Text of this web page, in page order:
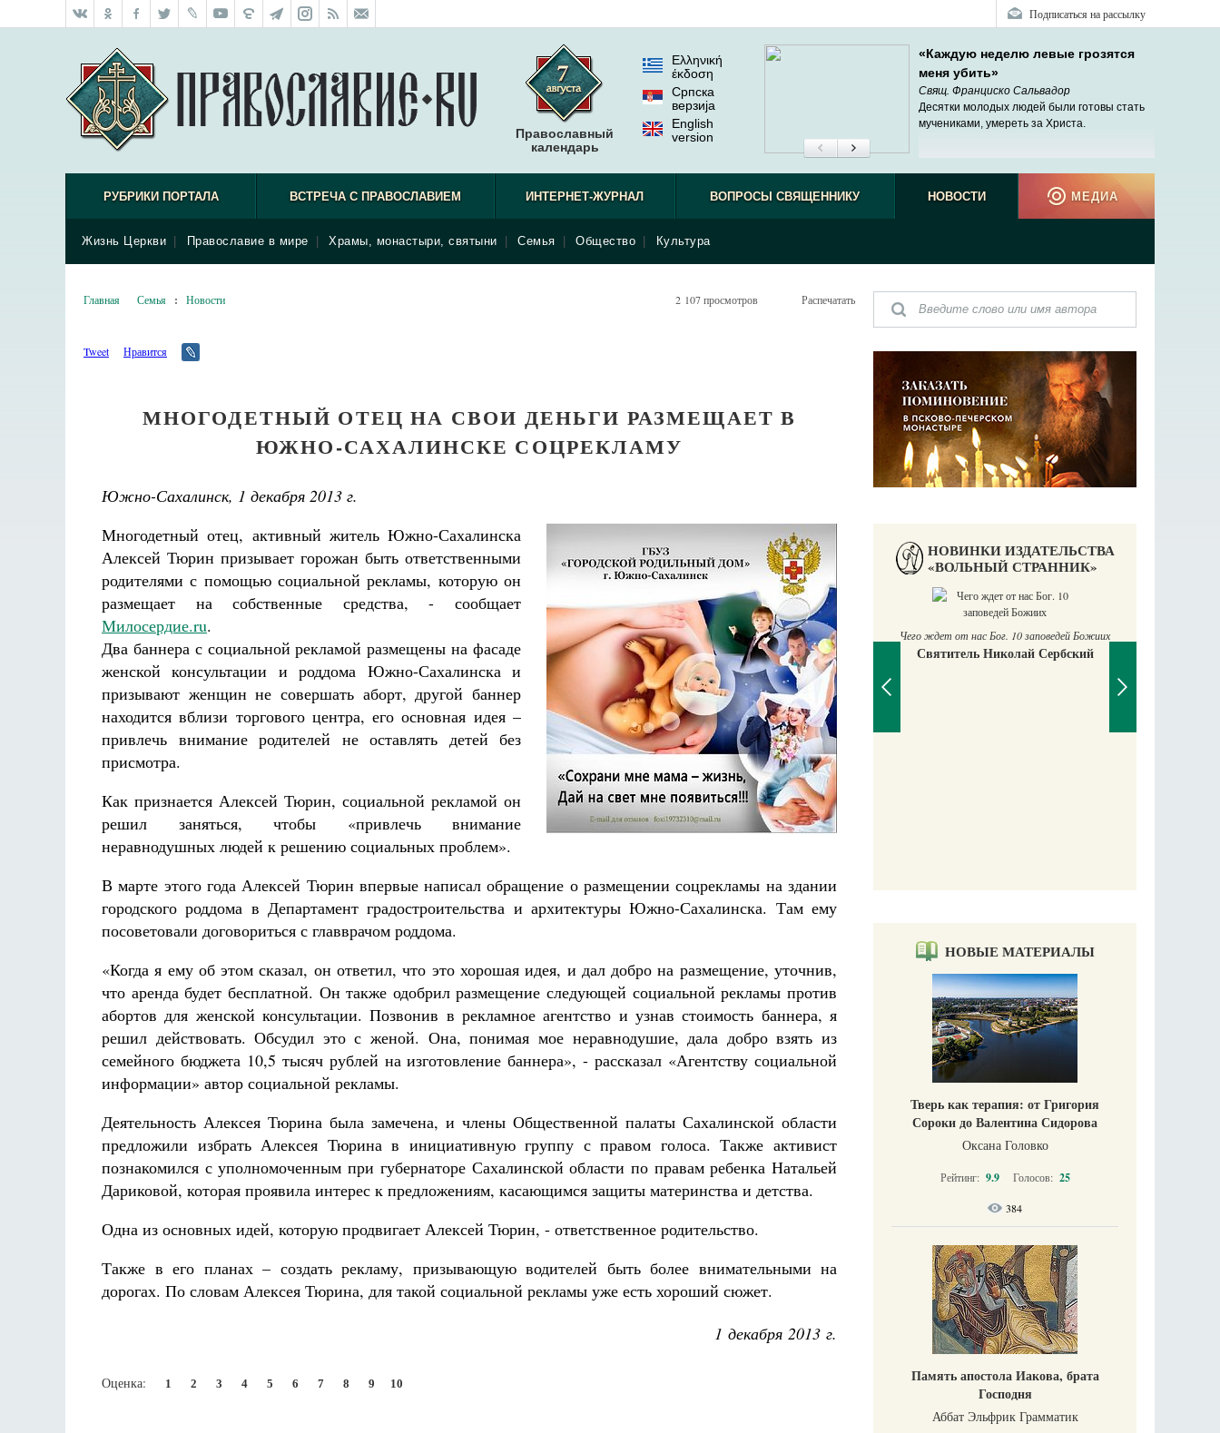
Подписаться на рассылку
Православный
календарь
Ελληνική
έκδοση
Српска
верзиjа
English
version
«Каждую неделю левые грозятся
меня убить»
Свящ. Франциско Сальвадор
Десятки молодых людей были готовы стать
мучениками, умереть за Христа.
РУБРИКИ ПОРТАЛА ВСТРЕЧА С ПРАВОСЛАВИЕМ ИНТЕРНЕТ-ЖУРНАЛ ВОПРОСЫ СВЯЩЕННИКУ НОВОСТИ
Жизнь Церкви Православие в мире Храмы, монастыри, святыни Семья Общество Культура
МЕДИА
Главная Семья : Новости 2 107 просмотров Распечатать
Tweet Нравится
МНОГОДЕТНЫЙ ОТЕЦ НА СВОИ ДЕНЬГИ РАЗМЕЩАЕТ В
ЮЖНО-САХАЛИНСКЕ СОЦРЕКЛАМУ
Южно-Сахалинск, 1 декабря 2013 г.
Многодетный отец, активный житель Южно-Сахалинска
Алексей Тюрин призывает горожан быть ответственными
родителями с помощью социальной рекламы, которую он
размещает на собственные средства, - сообщает
Милосердие.ru.
Два баннера с социальной рекламой размещены на фасаде
женской консультации и роддома Южно-Сахалинска и
призывают женщин не совершать аборт, другой баннер
находится вблизи торгового центра, его основная идея –
привлечь внимание родителей не оставлять детей без
присмотра.
Как признается Алексей Тюрин, социальной рекламой он
решил заняться, чтобы «привлечь внимание
неравнодушных людей к решению социальных проблем».
В марте этого года Алексей Тюрин впервые написал обращение о размещении соцрекламы на здании
городского роддома в Департамент градостроительства и архитектуры Южно-Сахалинска. Там ему
посоветовали договориться с главврачом роддома.
«Когда я ему об этом сказал, он ответил, что это хорошая идея, и дал добро на размещение, уточнив,
что аренда будет бесплатной. Он также одобрил размещение следующей социальной рекламы против
абортов для женской консультации. Позвонив в рекламное агентство и узнав стоимость баннера, я
решил действовать. Обсудил это с женой. Она, понимая мое неравнодушие, дала добро взять из
семейного бюджета 10,5 тысяч рублей на изготовление баннера», - рассказал «Агентству социальной
информации» автор социальной рекламы.
Деятельность Алексея Тюрина была замечена, и члены Общественной палаты Сахалинской области
предложили избрать Алексея Тюрина в инициативную группу с правом голоса. Также активист
познакомился с уполномоченным при губернаторе Сахалинской области по правам ребенка Натальей
Дариковой, которая проявила интерес к предложениям, касающимся защиты материнства и детства.
Одна из основных идей, которую продвигает Алексей Тюрин, - ответственное родительство.
Также в его планах – создать рекламу, призывающую водителей быть более внимательными на
дорогах. По словам Алексея Тюрина, для такой социальной рекламы уже есть хороший сюжет.
1 декабря 2013 г.
Оценка: 1 2 3 4 5 6 7 8 9 10
НОВИНКИ ИЗДАТЕЛЬСТВА
«ВОЛЬНЫЙ СТРАННИК»
Разлуки не будет
Фредерика де Грааф Как найти своё место в жизни
Кирилл Мурышев
Великомученик Георгий Победоносец. Научись у
святого
Роман Котов
Чего ждет от нас Бог. 10 заповедей Божиих
Святитель Николай Сербский
НОВЫЕ МАТЕРИАЛЫ
Тверь как терапия: от Григория
Сороки до Валентина Сидорова
Оксана Головко
Рейтинг: 9.9 Голосов: 25
384
Память апостола Иакова, брата
Господня
Аббат Эльфрик Грамматик